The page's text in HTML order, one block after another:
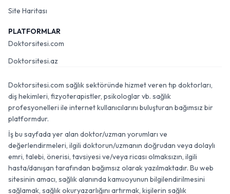
Site Haritası
PLATFORMLAR
Doktorsitesi.com
Doktorsitesi.az
Doktorsitesi.com sağlık sektöründe hizmet veren tıp doktorları,
diş hekimleri, fizyoterapistler, psikologlar vb. sağlık
profesyonelleri ile internet kullanıcılarını buluşturan bağımsız bir
platformdur.
İş bu sayfada yer alan doktor/uzman yorumları ve
değerlendirmeleri, ilgili doktorun/uzmanın doğrudan veya dolaylı
emri, talebi, önerisi, tavsiyesi ve/veya ricası olmaksızın, ilgili
hasta/danışan tarafından bağımsız olarak yazılmaktadır. Bu web
sitesinin amacı, sağlık alanında kamuoyunun bilgilendirilmesini
sağlamak, sağlık okuryazarlığını artırmak, kişilerin sağlık